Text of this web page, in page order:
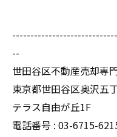
--
世田谷区不動産売却専
東京都世田谷区奥沢五
テラス自由が丘1F
電話番号 : 03-6715-